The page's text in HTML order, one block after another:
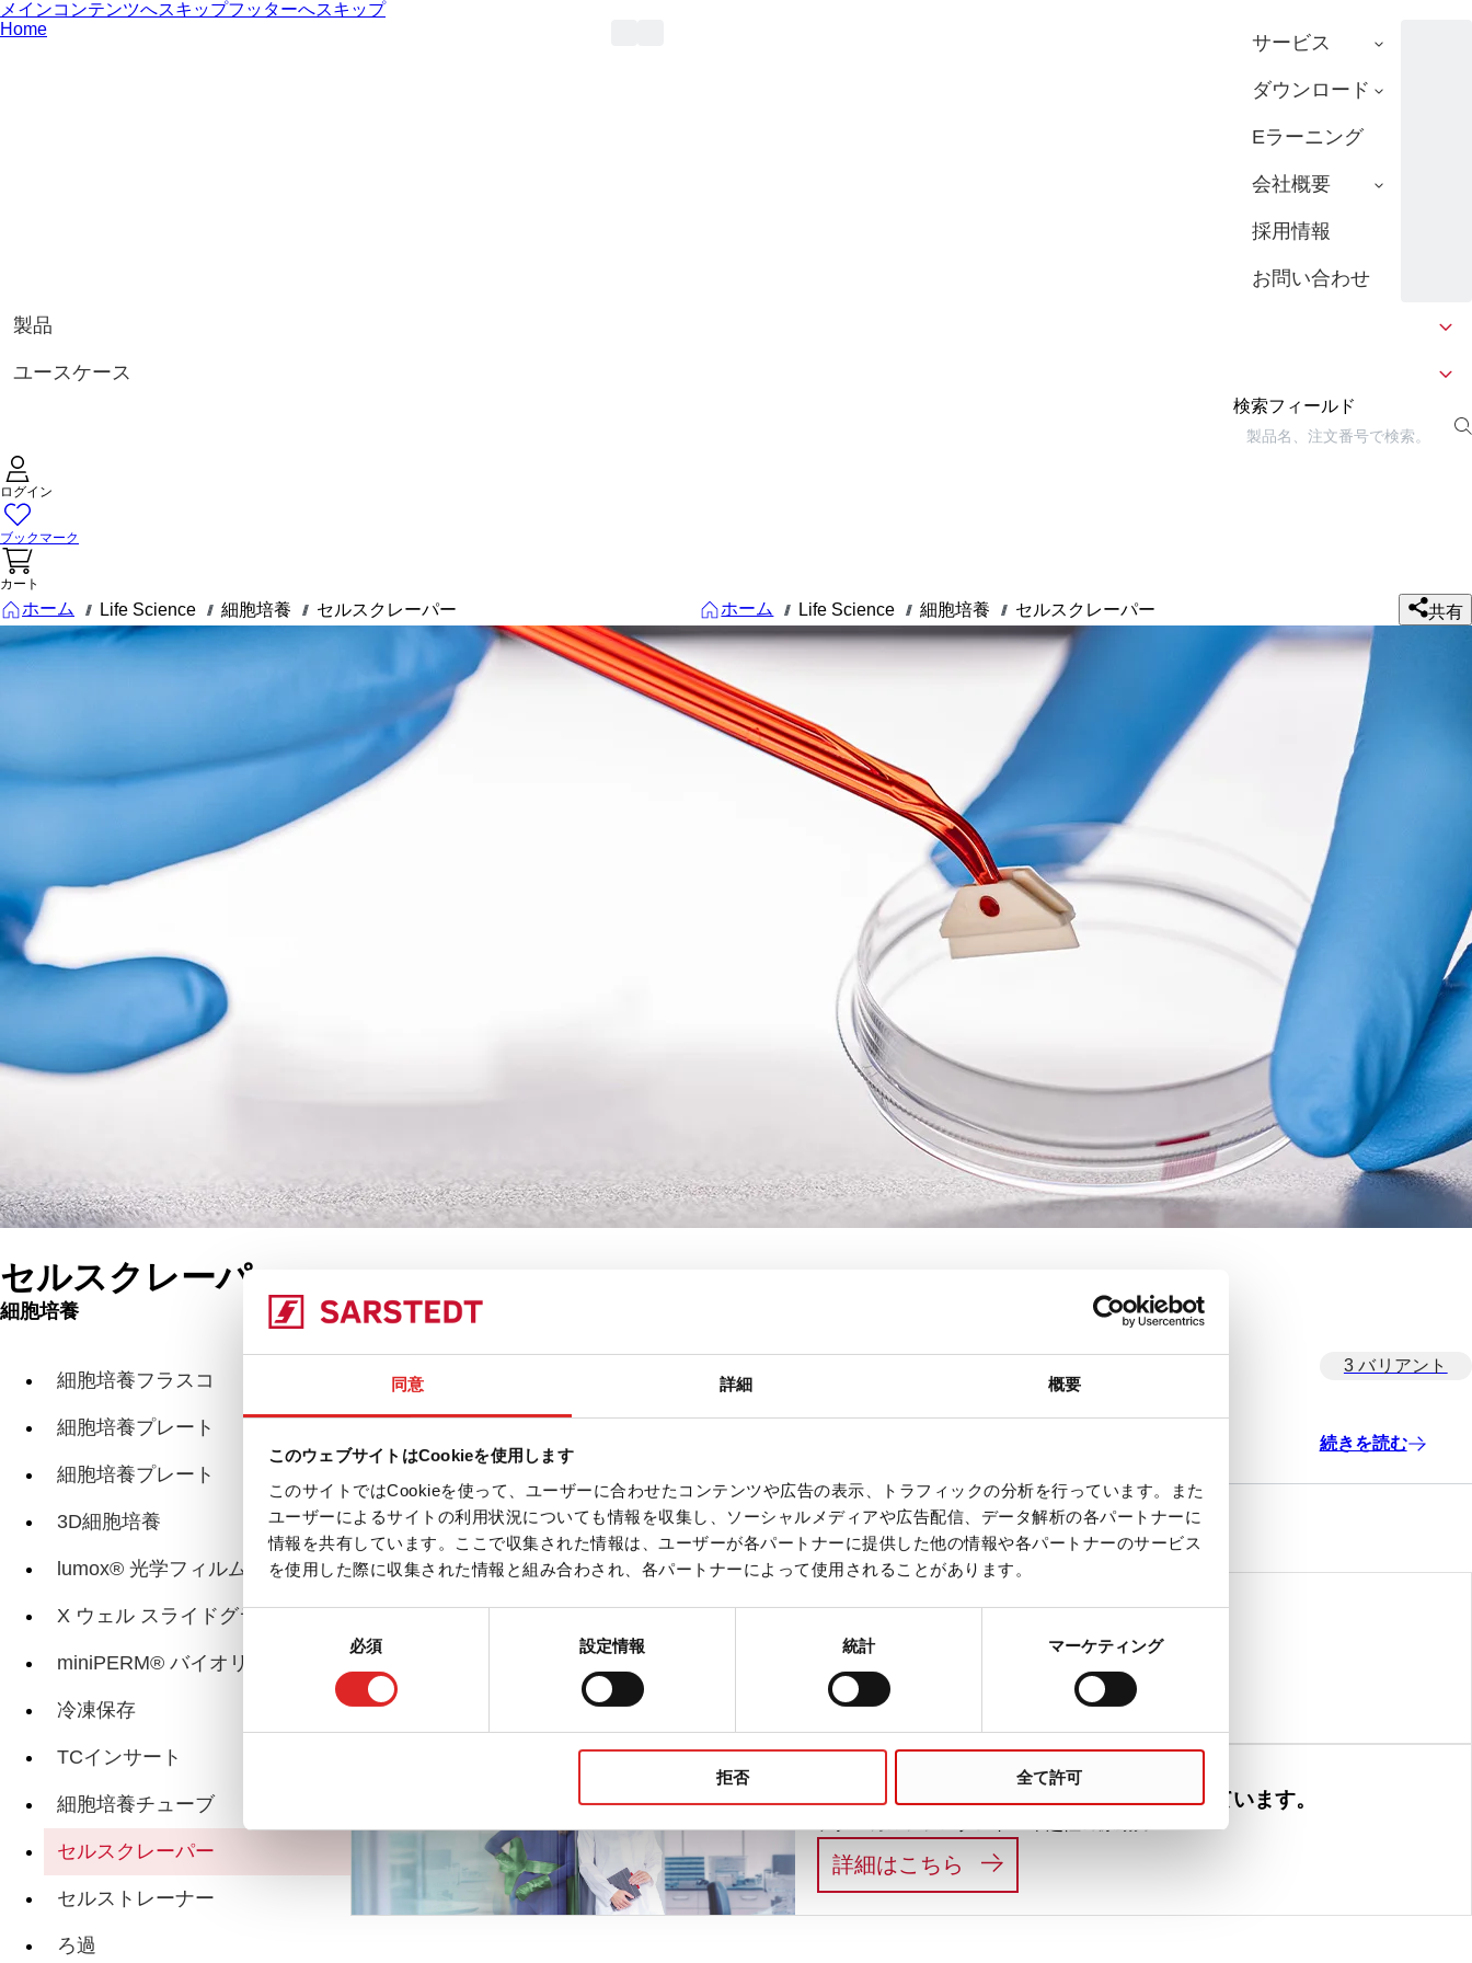
同意 詳細 概要
このウェブサイトはCookieを使用します
このサイトではCookieを使って、ユーザーに合わせたコンテンツや広告の表示、トラフィックの分析を行っています。また
ユーザーによるサイトの利用状況についても情報を収集し、ソーシャルメディアや広告配信、データ解析の各パートナーに
情報を共有しています。ここで収集された情報は、ユーザーが各パートナーに提供した他の情報や各パートナーのサービス
を使用した際に収集された情報と組み合わされ、各パートナーによって使用されることがあります。
同
の
必須 設定情報 統計 マーケティング
拒否 全て許可
メインコンテンツへスキップフッターへスキップ
Home
サービス
ダウンロード
Eラーニング
会社概要
採用情報
お問い合わせ
製品
ユースケース
検索フィールド
ログイン
ブックマーク
カート
ホーム /// Life Science /// 細胞培養 /// セルスクレーパー ホーム /// Life Science /// 細胞培養 /// セルスクレーパー 共有
セルスクレーパー
細胞培養
細胞培養フラスコ
細胞培養プレート
細胞培養プレート
3D細胞培養
lumox® 光学フィルムベース
X ウェル スライドグラス
miniPERM® バイオリアクター
冷凍保存
TCインサート
細胞培養チューブ
セルスクレーパー
セルストレーナー
ろ過
製品
3 バリアント
続きを読む
関連ページ
Life is not always science. But science is our Life.
詳細はこちら LIFE SCIENCE
私たちは、あなたの中にヒーローを見出しています。
詳細はこちら 私たちは、あなたの中にヒーローを見出していま